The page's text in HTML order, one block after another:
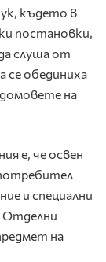
където в
постановки,
слуша от
се обединиха
на
е, че освен
и специални
Отделни
на